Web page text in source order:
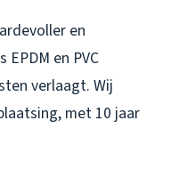
en
en PVC
verlaagt. Wij
met 10 jaar